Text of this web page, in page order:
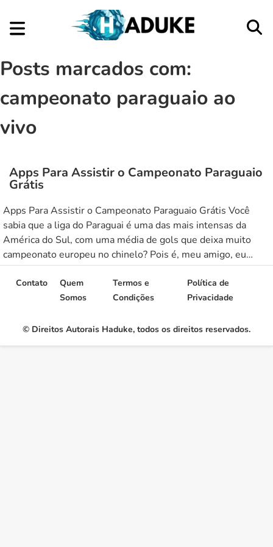
Posts marcados com:
campeonato paraguaio ao
vivoAplicativos
Apps Para Assistir o Campeonato Paraguaio
Grátis
Apps Para Assistir o Campeonato Paraguaio Grátis Você
sabia que a liga do Paraguai é uma das mais intensas da
América do Sul, com uma média de gols que deixa muito
campeonato europeu no chinelo? Pois é, meu amigo, eu
também não dava nada por ela até que resolvi dar uma
chance e me deparei […]
© Direitos Autorais Haduke, todos os direitos reservados.
Contato
Quem
Somos
Termos e
Condições
Política de
Privacidade